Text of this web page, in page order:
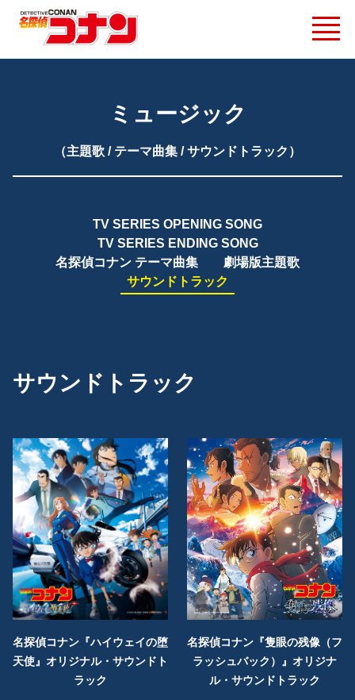
ミュージック
（主題歌 / テーマ曲集 / サウンドトラック）
TV SERIES OPENING SONG
TV SERIES ENDING SONG
名探偵コナン テーマ曲集
劇場版主題歌
サウンドトラック
サウンドトラック
名探偵コナン『ハイウェイの堕
天使』オリジナル・サウンドト
ラック
名探偵コナン『隻眼の残像（フ
ラッシュバック）』オリジナ
ル・サウンドトラック